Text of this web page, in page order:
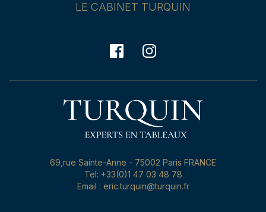
LE CABINET TURQUIN
69,rue Sainte-Anne - 75002 Paris FRANCE
Tel: +33(0)1 47 03 48 78
Email : eric.turquin@turquin.fr